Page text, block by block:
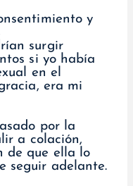
y
surgir
si yo había
en el
era mi
por la
a colación,
de que ella lo
seguir adelante.